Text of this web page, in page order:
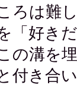
ろは難
「好き
の溝を
付き合